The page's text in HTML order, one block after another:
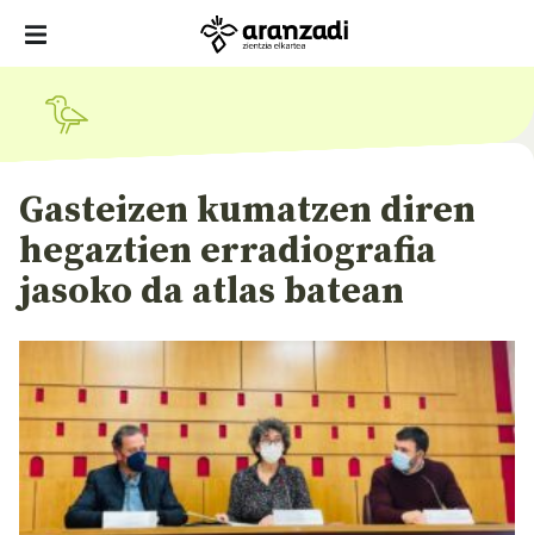
Gasteizen kumatzen diren
hegaztien erradiografia
jasoko da atlas batean